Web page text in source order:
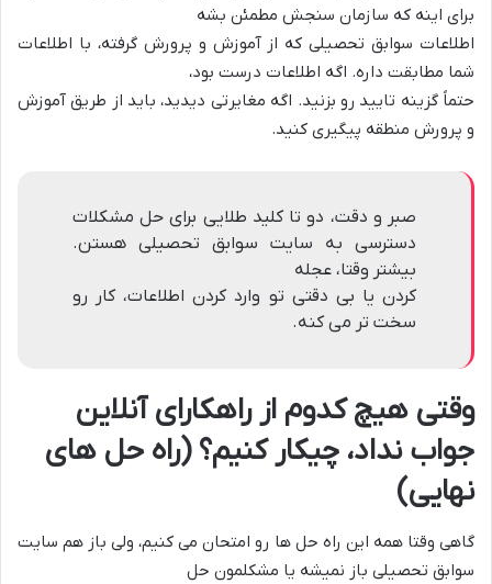
برای اینه که سازمان سنجش مطمئن بشه
اطلاعات سوابق تحصیلی که از آموزش و پرورش گرفته، با اطلاعات
شما مطابقت داره. اگه اطلاعات درست بود،
حتماً گزینه تایید رو بزنید. اگه مغایرتی دیدید، باید از طریق آموزش
و پرورش منطقه پیگیری کنید.
صبر و دقت، دو تا کلید طلایی برای حل مشکلات
دسترسی به سایت سوابق تحصیلی هستن.
بیشتر وقتا، عجله
کردن یا بی دقتی تو وارد کردن اطلاعات، کار رو
سخت تر می کنه.
وقتی هیچ کدوم از راهکارای آنلاین
جواب نداد، چیکار کنیم؟ (راه حل های
نهایی)
گاهی وقتا همه این راه حل ها رو امتحان می کنیم، ولی باز هم سایت
سوابق تحصیلی باز نمیشه یا مشکلمون حل